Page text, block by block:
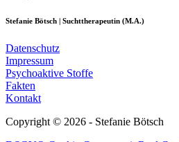
Stefanie Bötsch | Suchttherapeutin (M.A.)
Datenschutz
Impressum
Psychoaktive Stoffe
Fakten
Kontakt
Copyright © 2026 - Stefanie Bötsch